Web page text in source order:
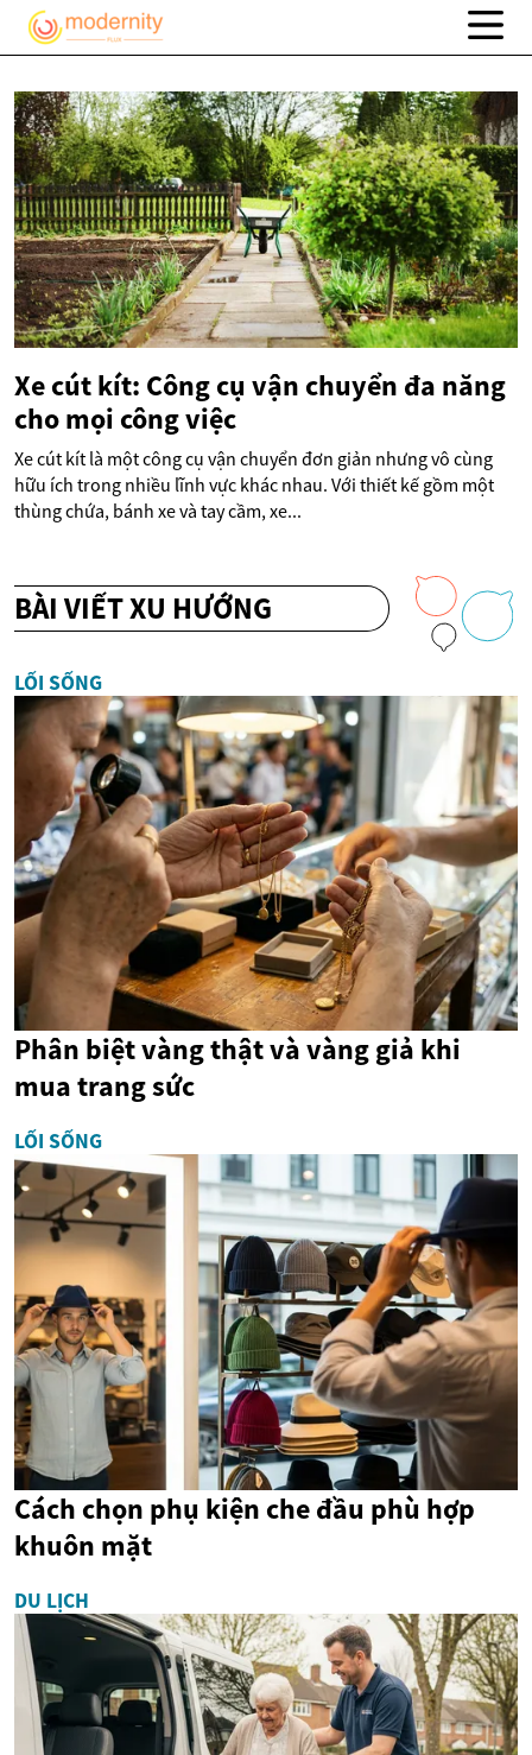
Xe cút kít: Công cụ vận chuyển đa năng
cho mọi công việc
Xe cút kít là một công cụ vận chuyển đơn giản nhưng vô cùng
hữu ích trong nhiều lĩnh vực khác nhau. Với thiết kế gồm một
thùng chứa, bánh xe và tay cầm, xe...
BÀI VIẾT XU HƯỚNG
LỐI SỐNG
Phân biệt vàng thật và vàng giả khi
mua trang sức
LỐI SỐNG
Cách chọn phụ kiện che đầu phù hợp
khuôn mặt
DU LỊCH